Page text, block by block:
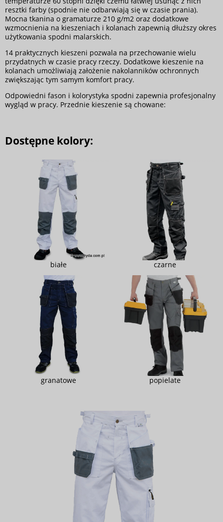
resztki farby (spodnie nie odbarwiają się w czasie prania).
Mocna tkanina o gramaturze 210 g/m2 oraz dodatkowe
wzmocnienia na kieszeniach i kolanach zapewnią dłuższy okres
użytkowania spodni malarskich.
14 praktycznych kieszeni pozwala na przechowanie wielu
przydatnych w czasie pracy rzeczy. Dodatkowe kieszenie na
kolanach umożliwiają założenie nakolanników ochronnych
zwiększając tym samym komfort pracy.
Odpowiedni fason i kolorystyka spodni zapewnia profesjonalny
wygląd w pracy. Przednie kieszenie są chowane:
Dostępne kolory:
białe czarne
granatowe popielate